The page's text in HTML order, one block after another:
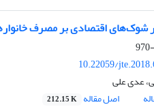
شوک‌های اقتصادی بر مصرف
10.22059/
عدی علی
اصل مقاله 212.15 K